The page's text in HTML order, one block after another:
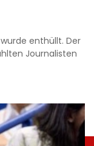
enthüllt. Der
Journalisten